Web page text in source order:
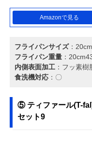
Amazonで見る
フライパンサイズ：
フライパン重量 ：
内側表面加工 ：フッ素
食洗機対応 ：〇
⑤ ティファール(T-
セット9